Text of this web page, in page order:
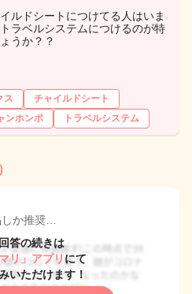
ルドシートにつけてる人はいま
ラベルシステムにつけるのが特
うか？？
ス
チャイルドシート
ンホンポ トラベルシステム
か推奨…
答の続きは
リ」アプリ にて
いただけます！